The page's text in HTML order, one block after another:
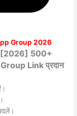
Group 2026
[2026] 500+
Link प्रदान